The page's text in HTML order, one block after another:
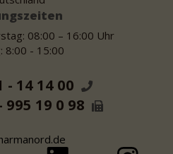
08:00 – 16:00 Uhr
8:00 - 15:00
- 14 14 00
995 19 0 98